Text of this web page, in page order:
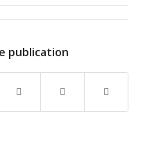
publication